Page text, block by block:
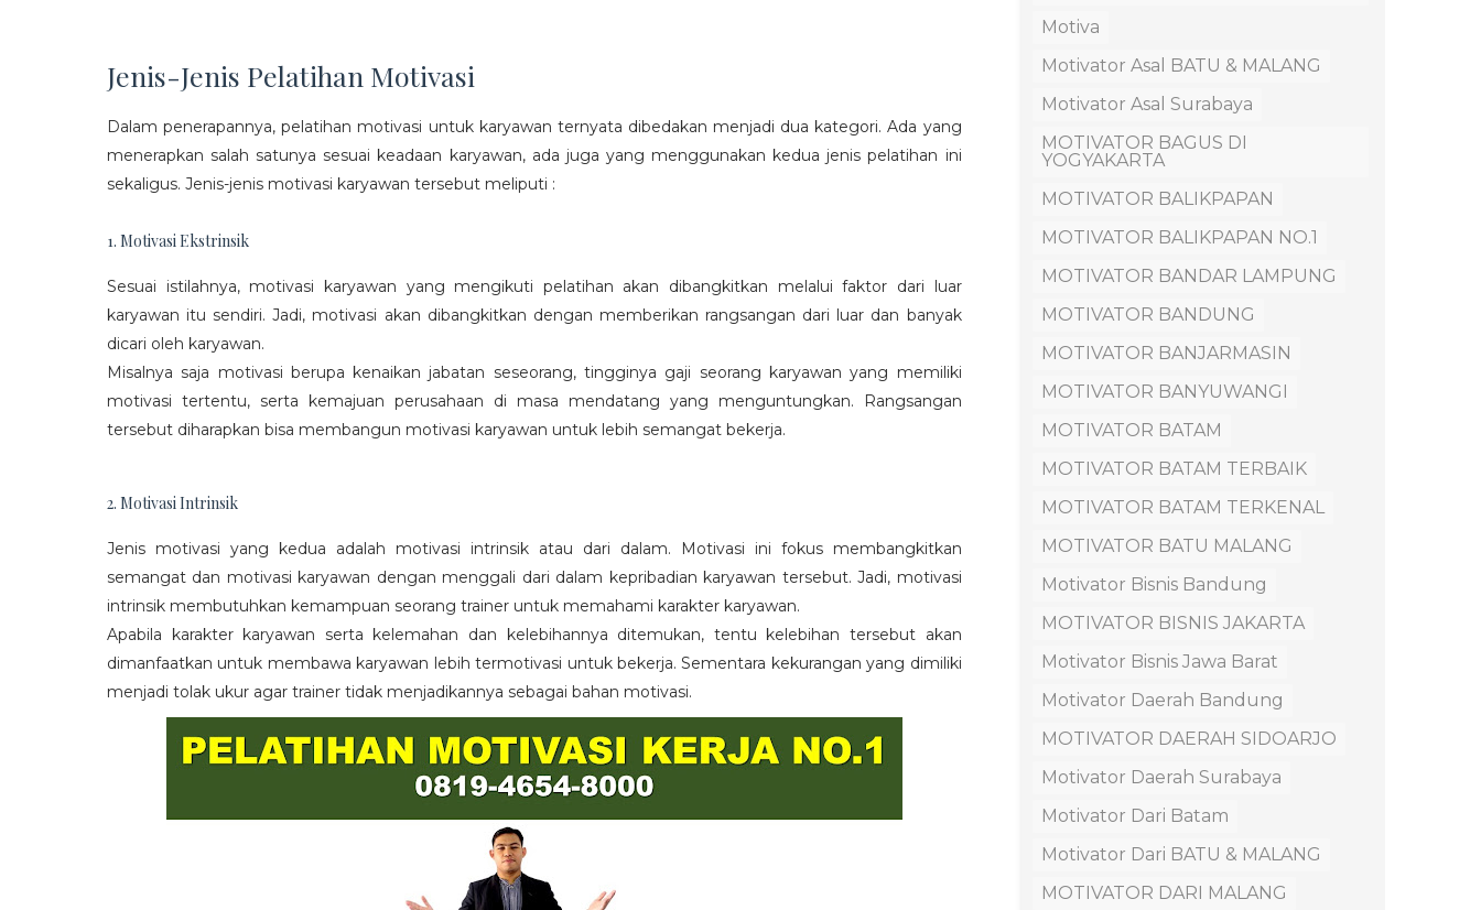
Jenis-Jenis Pelatihan Motivasi
Dalam penerapannya, pelatihan motivasi untuk karyawan ternyata dibedakan menjadi dua kategori. Ada yang
menerapkan salah satunya sesuai keadaan karyawan, ada juga yang menggunakan kedua jenis pelatihan ini
sekaligus. Jenis-jenis motivasi karyawan tersebut meliputi :
1. Motivasi Ekstrinsik
Sesuai istilahnya, motivasi karyawan yang mengikuti pelatihan akan dibangkitkan melalui faktor dari luar
karyawan itu sendiri. Jadi, motivasi akan dibangkitkan dengan memberikan rangsangan dari luar dan banyak
dicari oleh karyawan.
Misalnya saja motivasi berupa kenaikan jabatan seseorang, tingginya gaji seorang karyawan yang memiliki
motivasi tertentu, serta kemajuan perusahaan di masa mendatang yang menguntungkan. Rangsangan
tersebut diharapkan bisa membangun motivasi karyawan untuk lebih semangat bekerja.
2. Motivasi Intrinsik
Jenis motivasi yang kedua adalah motivasi intrinsik atau dari dalam. Motivasi ini fokus membangkitkan
semangat dan motivasi karyawan dengan menggali dari dalam kepribadian karyawan tersebut. Jadi, motivasi
intrinsik membutuhkan kemampuan seorang trainer untuk memahami karakter karyawan.
Apabila karakter karyawan serta kelemahan dan kelebihannya ditemukan, tentu kelebihan tersebut akan
dimanfaatkan untuk membawa karyawan lebih termotivasi untuk bekerja. Sementara kekurangan yang dimiliki
menjadi tolak ukur agar trainer tidak menjadikannya sebagai bahan motivasi.
Motiva
Motivator Asal BATU & MALANG
Motivator Asal Surabaya
MOTIVATOR BAGUS DI
YOGYAKARTA
MOTIVATOR BALIKPAPAN
MOTIVATOR BALIKPAPAN NO.1
MOTIVATOR BANDAR LAMPUNG
MOTIVATOR BANDUNG
MOTIVATOR BANJARMASIN
MOTIVATOR BANYUWANGI
MOTIVATOR BATAM
MOTIVATOR BATAM TERBAIK
MOTIVATOR BATAM TERKENAL
MOTIVATOR BATU MALANG
Motivator Bisnis Bandung
MOTIVATOR BISNIS JAKARTA
Motivator Bisnis Jawa Barat
Motivator Daerah Bandung
MOTIVATOR DAERAH SIDOARJO
Motivator Daerah Surabaya
Motivator Dari Batam
Motivator Dari BATU & MALANG
MOTIVATOR DARI MALANG